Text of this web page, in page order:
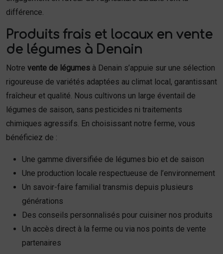
différence.
Produits frais et locaux en vente
de légumes à Denain
Notre vente de légumes à Denain s’appuie sur une sélection
rigoureuse de variétés adaptées au climat local, garantissant
fraîcheur et qualité. Nous cultivons un large éventail de
légumes de saison, sans pesticides ni traitements
chimiques agressifs. En choisissant notre ferme, vous
bénéficiez de :
Une gamme diversifiée de légumes bio et de saison
Une production locale respectueuse de l’environnement
Un savoir-faire familial transmis depuis plusieurs
générations
Des conseils personnalisés pour cuisiner nos produits
Un accès direct à la ferme ou via nos points de vente
partenaires